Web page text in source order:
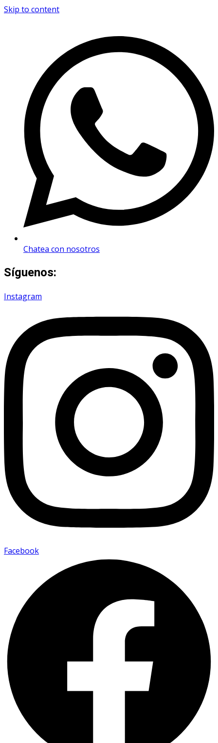
Skip to content
Chatea con nosotros
Síguenos:
Instagram
Facebook